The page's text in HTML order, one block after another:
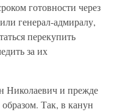
готовности через
генерал-адмиралу,
перекупить
за их
Николаевич и прежде
Так, в канун